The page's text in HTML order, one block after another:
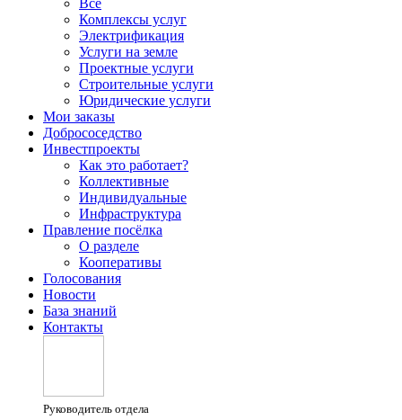
Все
Комплексы услуг
Электрификация
Услуги на земле
Проектные услуги
Строительные услуги
Юридические услуги
Мои заказы
Добрососедство
Инвестпроекты
Как это работает?
Коллективные
Индивидуальные
Инфраструктура
Правление посёлка
О разделе
Кооперативы
Голосования
Новости
База знаний
Контакты
Руководитель отдела